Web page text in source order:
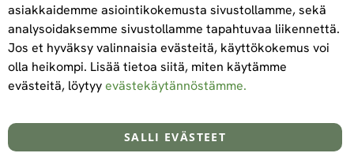
Tilaa
Tietoa meistä
Toimitus- ja maksuehdot
asiakkaidemme asiointikokemusta sivustollamme, sekä
analysoidaksemme sivustollamme tapahtuvaa liikennettä.
Jos et hyväksy valinnaisia evästeitä, käyttökokemus voi
olla heikompi. Lisää tietoa siitä, miten käytämme
evästeitä, löytyyevästekäytännöstämme.
SALLI EVÄSTEET